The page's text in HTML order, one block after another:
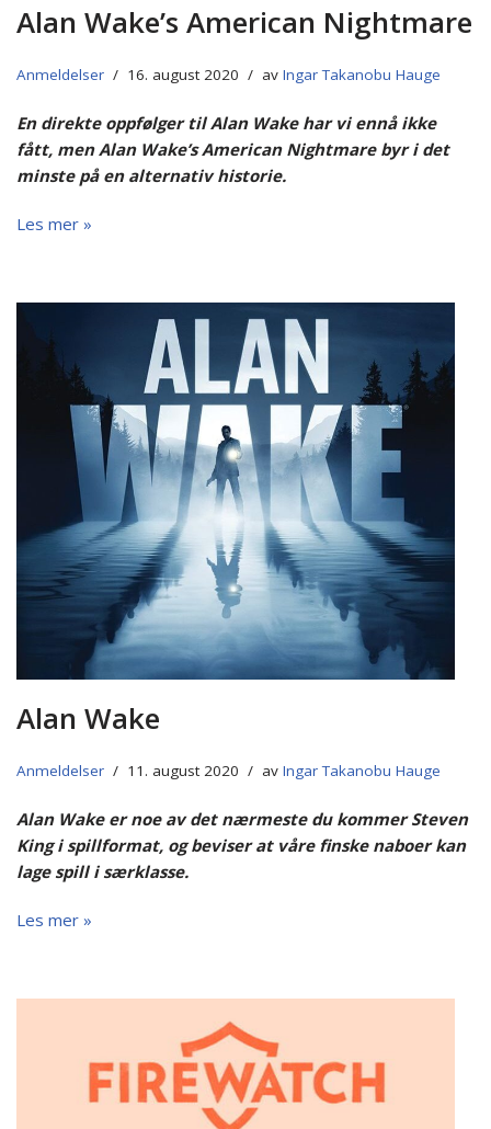
Alan Wake’s American Nightmare
Anmeldelser 16. august 2020 av Ingar Takanobu Hauge
En direkte oppfølger til Alan Wake har vi ennå ikke
fått, men Alan Wake’s American Nightmare byr i det
minste på en alternativ historie.
Les mer »
Alan Wake
Anmeldelser 11. august 2020 av Ingar Takanobu Hauge
Alan Wake er noe av det nærmeste du kommer Steven
King i spillformat, og beviser at våre finske naboer kan
lage spill i særklasse.
Les mer »